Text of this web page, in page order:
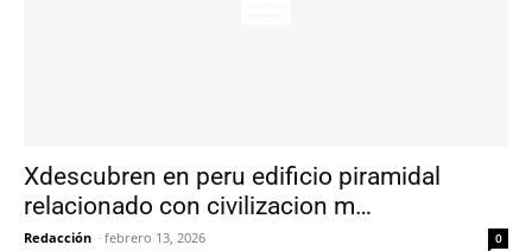
Xdescubren en peru edificio piramidal
relacionado con civilizacion m…
Redacción - febrero 13, 2026 0